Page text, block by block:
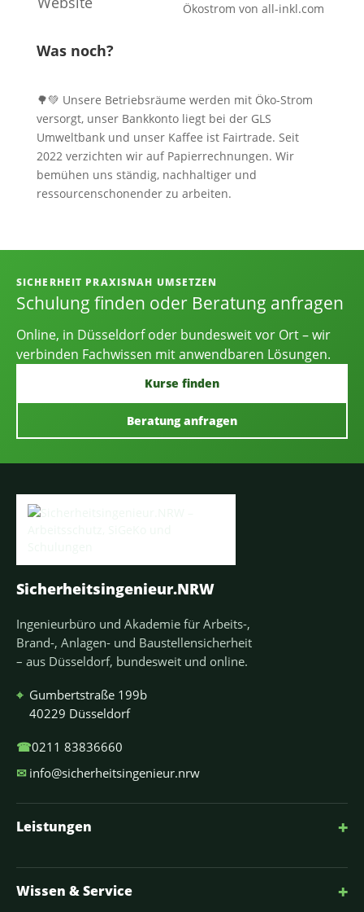
Was noch?
🌳💚 Unsere Betriebsräume werden mit Öko-Strom
versorgt, unser Bankkonto liegt bei der GLS
Umweltbank und unser Kaffee ist Fairtrade. Seit
2022 verzichten wir auf Papierrechnungen. Wir
bemühen uns ständig, nachhaltiger und
ressourcenschonender zu arbeiten.
Informationen, Kontakt und
SICHERHEIT PRAXISNAH UMSETZEN
Schulung finden oder Beratung anfragen
Online, in Düsseldorf oder bundesweit vor Ort – wir
verbinden Fachwissen mit anwendbaren Lösungen.
Kurse finden
Beratung anfragen
Sicherheitsingenieur.NRW
Ingenieurbüro und Akademie für Arbeits-,
Brand-, Anlagen- und Baustellensicherheit
– aus Düsseldorf, bundesweit und online.
⌖ Gumbertstraße 199b
40229 Düsseldorf
☎0211 83836660
✉ info@sicherheitsingenieur.nrw
Leistungen +
Wissen & Service +